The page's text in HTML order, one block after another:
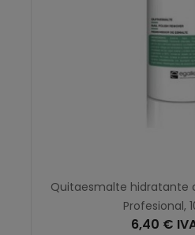
Quitaesmalte hidratante
Profesional,
6,40 €